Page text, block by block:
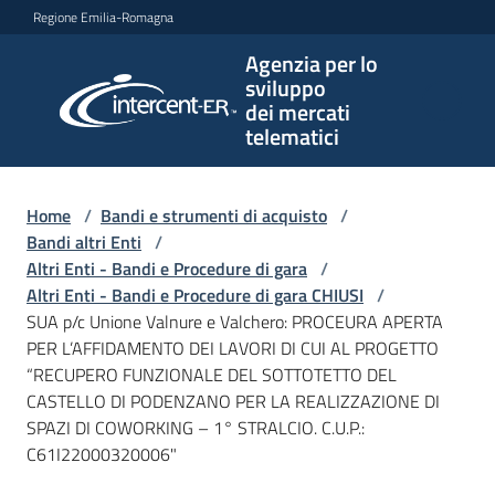
Vai al contenuto
Vai alla navigazione
Vai al footer
Regione Emilia-Romagna
Agenzia per lo
sviluppo
dei mercati
telematici
per lo
sviluppo
telematici
L'Agenzia
Bandi
e
strumenti
Home / Bandi e strumenti di acquisto /
Bandi altri Enti /
Altri Enti - Bandi e Procedure di gara /
Altri Enti - Bandi e Procedure di gara CHIUSI /
SUA p/c Unione Valnure e Valchero: PROCEURA APERTA
PER L’AFFIDAMENTO DEI LAVORI DI CUI AL PROGETTO
“RECUPERO FUNZIONALE DEL SOTTOTETTO DEL
CASTELLO DI PODENZANO PER LA REALIZZAZIONE DI
SPAZI DI COWORKING – 1° STRALCIO. C.U.P.:
C61I22000320006"